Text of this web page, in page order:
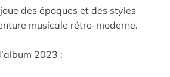
des époques et des styles
musicale rétro-moderne.
2023 :